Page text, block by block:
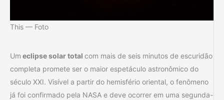
This — Foto
Um eclipse solar total com mais de seis minutos de escuridão
completa promete ser o maior espetáculo astronômico do
século XXI. Visível a partir do hemisfério oriental, o fenômeno
já foi confirmado pela NASA e deve ocorrer em uma segunda-